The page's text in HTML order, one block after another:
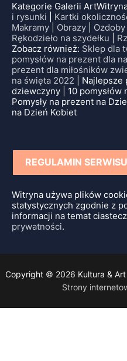
Kategorie Galerii
i rysunki
Kartki
Makramy
Obrazy
Rękodzieło na szydełku
Zobacz również: Sklep dla
pomysłów na prezent dla
prezent dla miłośników
na święta 2022 | Najlepsze
dziewczyny | 10 pomysłów
Pomysły na prezent na
na Dzień Kobiet
REGULAMIN SERWISU
Witryna używa plików
statystycznych zgodnie z
informacji na temat
prywatności.
Copyright © 2026 Kultura &
Strony